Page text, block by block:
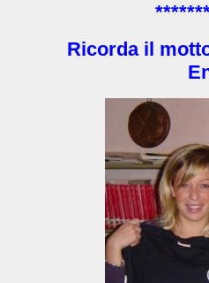
Ricorda il